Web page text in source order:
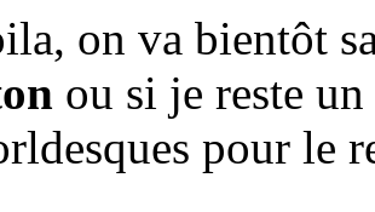
on va bientôt
ou si je reste
pour le